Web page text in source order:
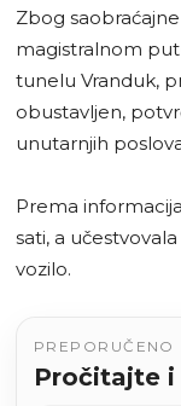
Zbog
magistralnom
tunelu Vranduk,
obustavljen,
unutarnjih
Prema
sati, a
vozilo.
PREPORUČENO
Pročitajte i